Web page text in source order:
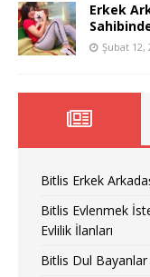
Erkek
Şubat 12,
Bitlis Erkek
Bitlis Evlenmek
Evlilik İlanları
Bitlis Dul Bayanlar